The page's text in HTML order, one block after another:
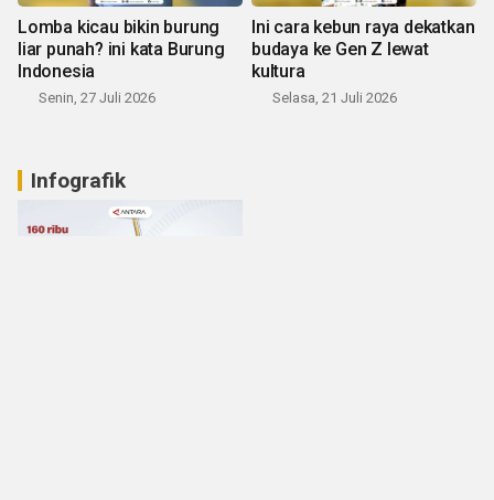
Lomba kicau bikin burung
liar punah? ini kata Burung
Indonesia
Senin, 27 Juli 2026
Ini cara kebun raya dekatkan
budaya ke Gen Z lewat
kultura
Selasa, 21 Juli 2026
Infografik